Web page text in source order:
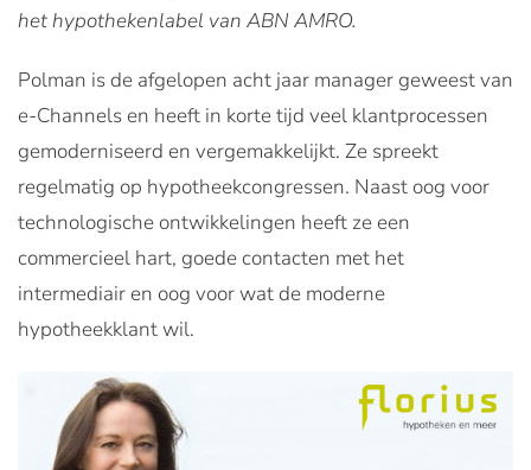
het hypothekenlabel van ABN AMRO.
Polman is de afgelopen acht jaar manager geweest van
e-Channels en heeft in korte tijd veel klantprocessen
gemoderniseerd en vergemakkelijkt. Ze spreekt
regelmatig op hypotheekcongressen. Naast oog voor
technologische ontwikkelingen heeft ze een
commercieel hart, goede contacten met het
intermediair en oog voor wat de moderne
hypotheekklant wil.